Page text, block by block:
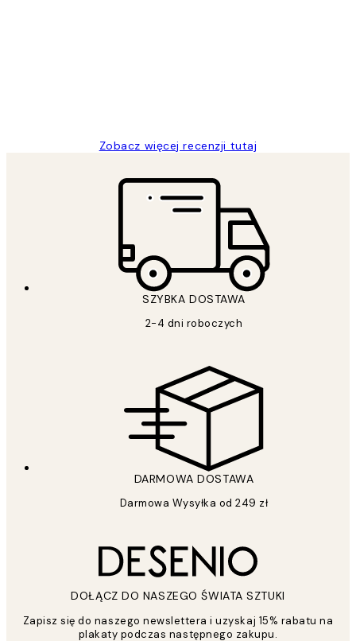
Zobacz więcej recenzji tutaj
SZYBKA DOSTAWA
2-4 dni roboczych
DARMOWA DOSTAWA
Darmowa Wysyłka od 249 zł
DOŁĄCZ DO NASZEGO ŚWIATA SZTUKI
Zapisz się do naszego newslettera i uzyskaj 15% rabatu na
plakaty podczas następnego zakupu.